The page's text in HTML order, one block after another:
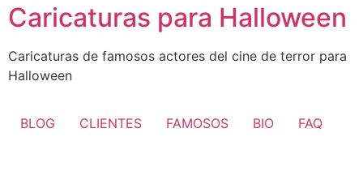
Caricaturas para Halloween
Caricaturas de famosos actores del cine de terror para
Halloween
BLOG CLIENTES FAMOSOS BIO FAQ